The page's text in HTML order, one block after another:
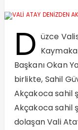
D üzce
Başkanı Okan
birlikte, Sahil
Akçakoca sahil
Akçakoca sahil
dolaşan Vali